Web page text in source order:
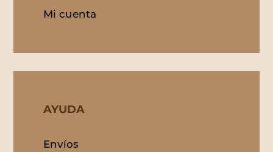
Mi cuenta
AYUDA
Envíos